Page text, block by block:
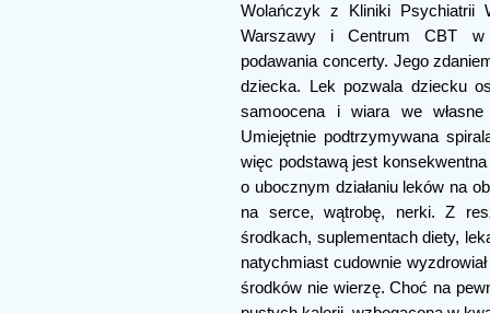
Wolańczyk z Kliniki Psychiatrii
Warszawy i Centrum CBT w
podawania concerty. Jego
dziecka. Lek pozwala dziecku
samoocena i wiara we
Umiejętnie podtrzymywana
więc podstawą jest
o ubocznym działaniu leków na
na serce, wątrobę, nerki. Z
środkach, suplementach diety,
natychmiast cudownie
środków nie wierzę. Choć na